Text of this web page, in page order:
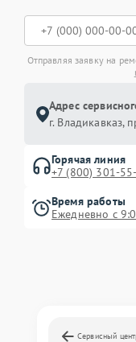
Отправляя заявку на
Адрес
г. Владикавказ,
Горячая линия
+7 (800) 301-
Время работы
Ежедневно с
Сервисный